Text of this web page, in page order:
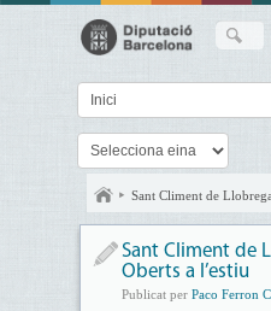
Sant Climent de
Sant Climent de
Oberts a l’estiu
Publicat per Paco Ferron